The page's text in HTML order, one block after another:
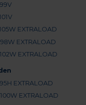
EXTRALOAD
EXTRALOAD
EXTRALOAD
EXTRALOAD
EXTRALOAD